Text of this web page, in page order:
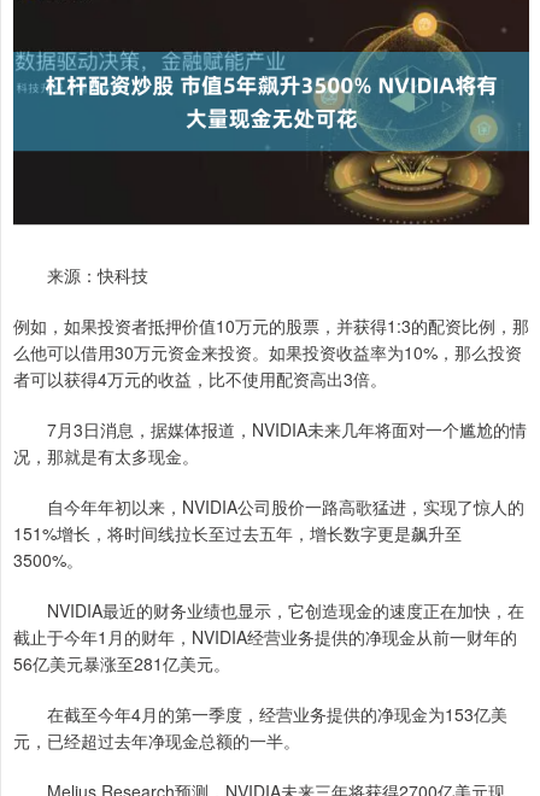
来源：快科技
例如，如果投资者抵押价值10万元的股票，并获得1:3的配资比例，那
么他可以借用30万元资金来投资。如果投资收益率为10%，那么投资
者可以获得4万元的收益，比不使用配资高出3倍。
7月3日消息，据媒体报道，NVIDIA未来几年将面对一个尴尬的情
况，那就是有太多现金。
自今年年初以来，NVIDIA公司股价一路高歌猛进，实现了惊人的
151%增长，将时间线拉长至过去五年，增长数字更是飙升至
3500%。
NVIDIA最近的财务业绩也显示，它创造现金的速度正在加快，在
截止于今年1月的财年，NVIDIA经营业务提供的净现金从前一财年的
56亿美元暴涨至281亿美元。
在截至今年4月的第一季度，经营业务提供的净现金为153亿美
元，已经超过去年净现金总额的一半。